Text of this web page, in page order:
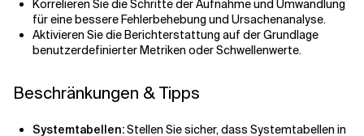
Korrelieren Sie die Schritte der Aufnahme und Umwandlung
für eine bessere Fehlerbehebung und Ursachenanalyse.
Aktivieren Sie die Berichterstattung auf der Grundlage
benutzerdefinierter Metriken oder Schwellenwerte.
Beschränkungen & Tipps
Systemtabellen:Stellen Sie sicher, dass Systemtabellen in